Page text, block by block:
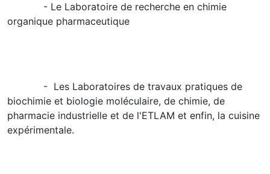
- Le Laboratoire de recherche en chimie
organique pharmaceutique
- Les Laboratoires de travaux pratiques de
biochimie et biologie moléculaire, de chimie, de
pharmacie industrielle et de l'ETLAM et enfin, la cuisine
expérimentale.